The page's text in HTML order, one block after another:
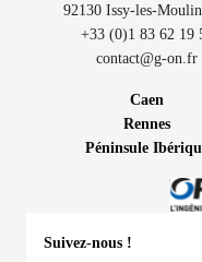
92130 Issy-les-
+33 (0)1 83 62 19
contact@g-on.fr
Caen
Rennes
Péninsule
Suivez-nous !